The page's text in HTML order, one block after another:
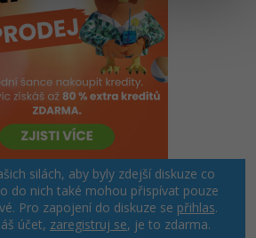
silách, aby byly zdejší diskuze co
do nich také mohou přispívat pouze
Pro zapojení do diskuze se přihlas.
účet, zaregistruj se, je to zdarma.